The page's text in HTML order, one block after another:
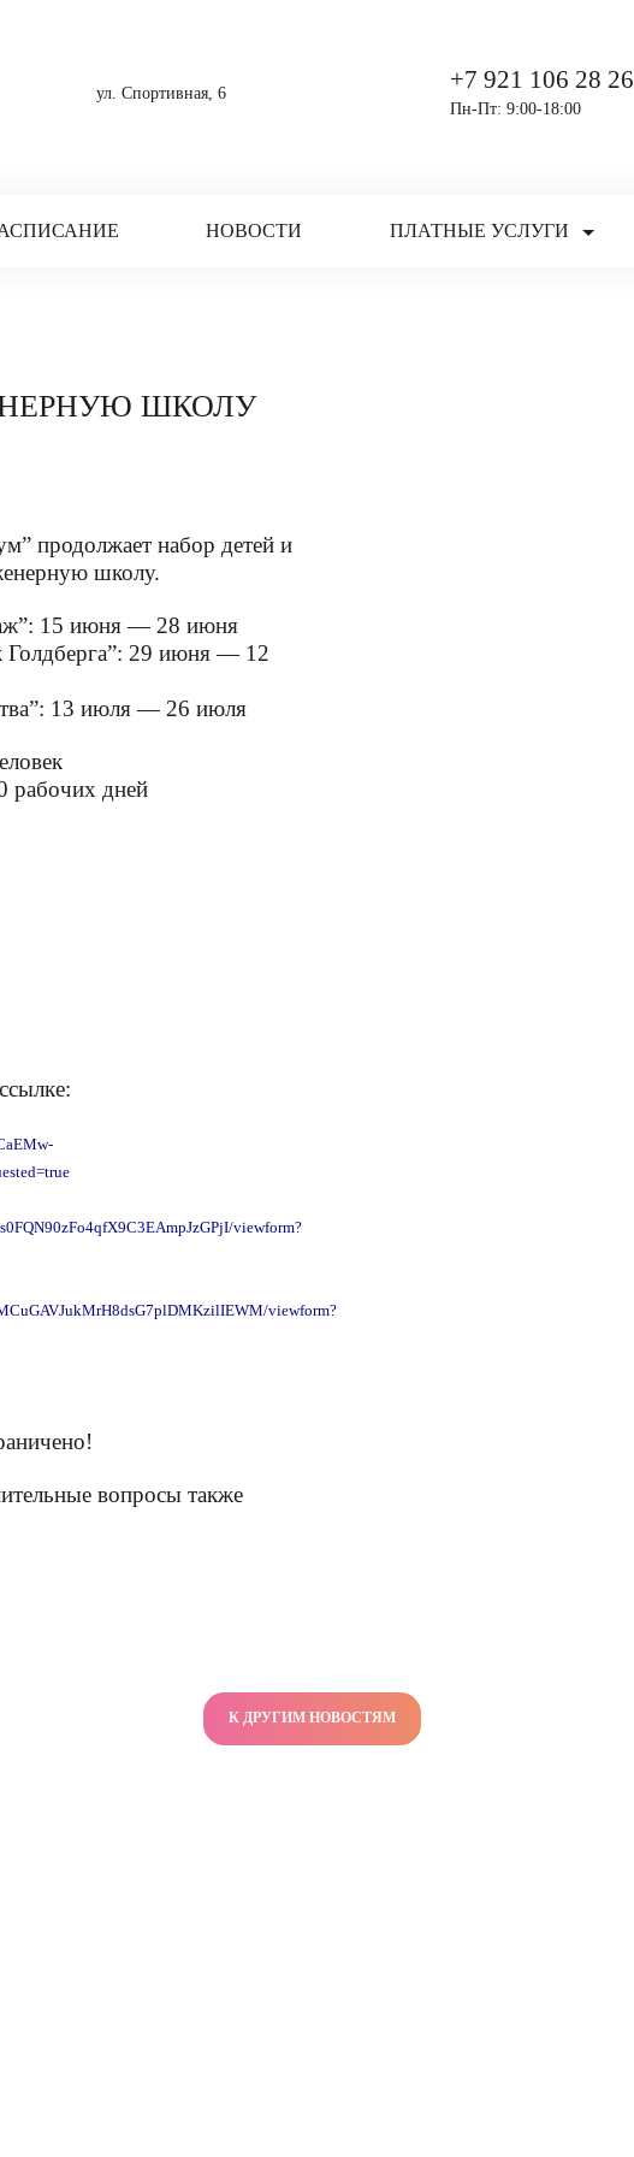
ул. Спортивная, 6 +7 921 106 28 26
Пн-Пт: 9:00-18:00
НОВОСТИ ПЛАТНЫЕ УСЛУГИ
ШКОЛУ
продолжает набор детей и
школу.
15 июня — 28 июня
29 июня — 12
13 июля — 26 июля
рабочих дней
viewform?
viewform?
вопросы также
К ДРУГИМ НОВОСТЯМ